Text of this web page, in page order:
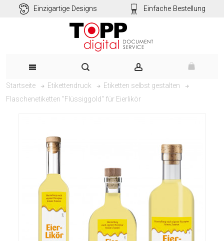
Einzigartige Designs Einfache Bestellung
Startseite Etikettendruck
Etiketten selbst gestalten
Flaschenetiketten "Flüssiggold" für Eierlikör